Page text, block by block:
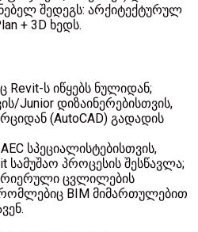
შედეგს: არქიტექტურულ
+ 3D ხედს.
Revit-ს იწყებს ნულიდან;
Junior დიზაინერებისთვის,
(AutoCAD) გადადის
სპეციალისტებისთვის,
სამუშაო პროცესის შესწავლა;
ცვლილების
BIM მიმართულებით